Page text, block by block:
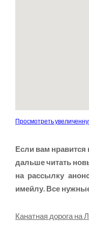
Просмотреть
Если вам нравится
дальше читать
на рассылку
имейлу. Все
Канатная дорога на